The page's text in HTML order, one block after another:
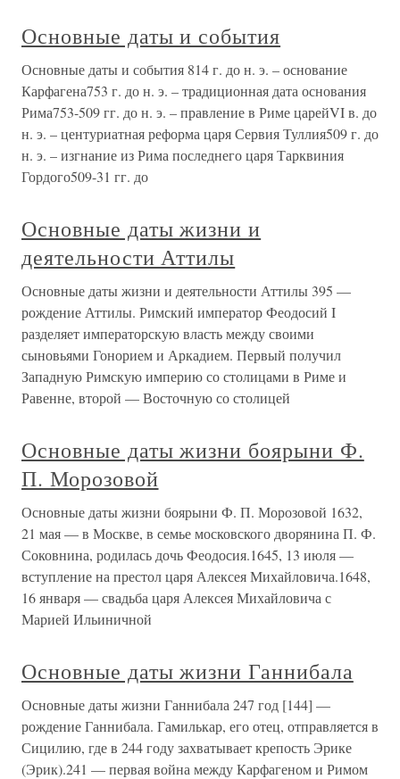
Основные даты и события
Основные даты и события 814 г. до н. э. – основание
Карфагена753 г. до н. э. – традиционная дата основания
Рима753-509 гг. до н. э. – правление в Риме царейVI в. до
н. э. – центуриатная реформа царя Сервия Туллия509 г. до
н. э. – изгнание из Рима последнего царя Тарквиния
Гордого509-31 гг. до
Основные даты жизни и
деятельности Аттилы
Основные даты жизни и деятельности Аттилы 395 —
рождение Аттилы. Римский император Феодосий I
разделяет императорскую власть между своими
сыновьями Гонорием и Аркадием. Первый получил
Западную Римскую империю со столицами в Риме и
Равенне, второй — Восточную со столицей
Основные даты жизни боярыни Ф.
П. Морозовой
Основные даты жизни боярыни Ф. П. Морозовой 1632,
21 мая — в Москве, в семье московского дворянина П. Ф.
Соковнина, родилась дочь Феодосия.1645, 13 июля —
вступление на престол царя Алексея Михайловича.1648,
16 января — свадьба царя Алексея Михайловича с
Марией Ильиничной
Основные даты жизни Ганнибала
Основные даты жизни Ганнибала 247 год [144] —
рождение Ганнибала. Гамилькар, его отец, отправляется в
Сицилию, где в 244 году захватывает крепость Эрике
(Эрик).241 — первая война между Карфагеном и Римом